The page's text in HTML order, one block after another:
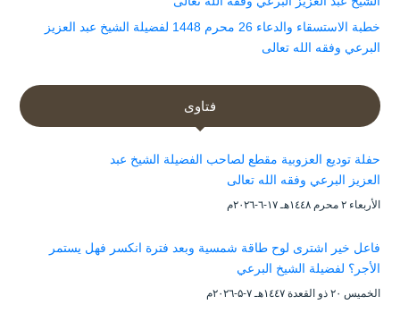
خطبة الاستسقاء والدعاء 26 محرم 1448 لفضيلة الشيخ عبد العزيز
البرعي وفقه الله تعالى
فتاوى
حفلة توديع العزوبية مقطع لصاحب الفضيلة الشيخ عبد
العزيز البرعي وفقه الله تعالى
الأربعاء ۲ محرم ۱٤٤۸هـ ۱۷-٦-۲۰۲٦م
فاعل خير اشترى لوح طاقة شمسية وبعد فترة انكسر فهل يستمر
الأجر؟ لفضيلة الشيخ البرعي
الخميس ۲۰ ذو القعدة ۱٤٤۷هـ ۷-۵-۲۰۲٦م